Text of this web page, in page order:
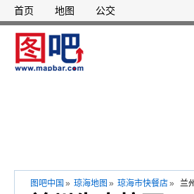
图吧中国 » 琼海地图 » 琼海市快餐店» 兰
首页 地图 公交